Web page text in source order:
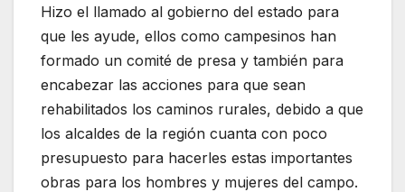
Hizo el llamado al gobierno del estado para
que les ayude, ellos como campesinos han
formado un comité de presa y también para
encabezar las acciones para que sean
rehabilitados los caminos rurales, debido a que
los alcaldes de la región cuanta con poco
presupuesto para hacerles estas importantes
obras para los hombres y mujeres del campo.